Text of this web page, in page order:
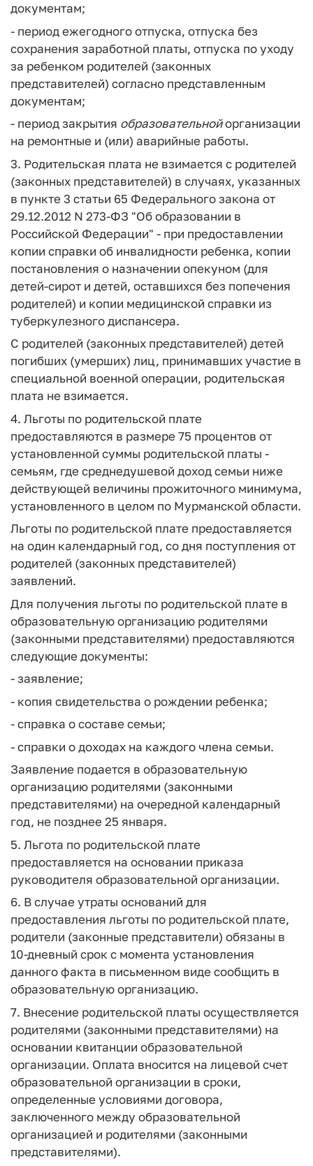
документам;
- период ежегодного отпуска, отпуска без
сохранения заработной платы, отпуска по уходу
за ребенком родителей (законных
представителей) согласно представленным
документам;
- период закрытия образовательнойорганизации
на ремонтные и (или) аварийные работы.
3. Родительская плата не взимается с родителей
(законных представителей) в случаях, указанных
в пункте 3 статьи 65 Федерального закона от
29.12.2012 N 273-ФЗ "Об образовании в
Российской Федерации" - при предоставлении
копии справки об инвалидности ребенка, копии
постановления о назначении опекуном (для
детей-сирот и детей, оставшихся без попечения
родителей) и копии медицинской справки из
туберкулезного диспансера.
С родителей (законных представителей) детей
погибших (умерших) лиц, принимавших участие в
специальной военной операции, родительская
плата не взимается.
4. Льготы по родительской плате
предоставляются в размере 75 процентов от
установленной суммы родительской платы -
семьям, где среднедушевой доход семьи ниже
действующей величины прожиточного минимума,
установленного в целом по Мурманской области.
Льготы по родительской плате предоставляется
на один календарный год, со дня поступления от
родителей (законных представителей)
заявлений.
Для получения льготы по родительской плате в
образовательную организацию родителями
(законными представителями) предоставляются
следующие документы:
- заявление;
- копия свидетельства о рождении ребенка;
- справка о составе семьи;
- справки о доходах на каждого члена семьи.
Заявление подается в образовательную
организацию родителями (законными
представителями) на очередной календарный
год, не позднее 25 января.
5. Льгота по родительской плате
предоставляется на основании приказа
руководителя образовательной организации.
6. В случае утраты оснований для
предоставления льготы по родительской плате,
родители (законные представители) обязаны в
10-дневный срок с момента установления
данного факта в письменном виде сообщить в
образовательную организацию.
7. Внесение родительской платы осуществляется
родителями (законными представителями) на
основании квитанции образовательной
организации. Оплата вносится на лицевой счет
образовательной организации в сроки,
определенные условиями договора,
заключенного между образовательной
организацией и родителями (законными
представителями).